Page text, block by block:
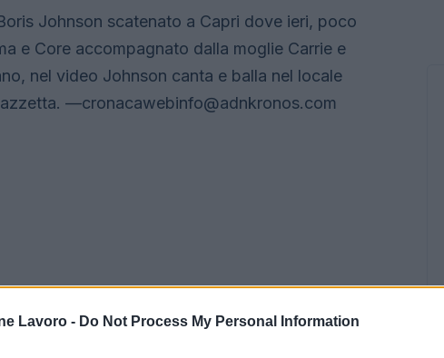
Lavoro - Do Not Process My Personal Information
Johnson scatenato a Capri dove ieri, poco
e Core accompagnato dalla moglie Carrie e
nel video Johnson canta e balla nel locale
—cronacawebinfo@adnkronos.com